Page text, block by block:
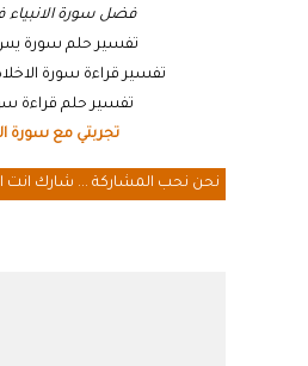
فضل سورة الانبياء
تفسير حلم سورة يس
تفسير قراءة سورة
تفسير حلم قراءة
تجربتي مع سورة
نحن نحب المشاركة ... شارك انت